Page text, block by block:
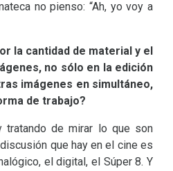
no pienso: “Ah, yo voy a
la cantidad de material y el
no sólo en la edición
imágenes en simultáneo,
de trabajo?
tratando de mirar lo que son
que hay en el cine es
el digital, el Súper 8. Y